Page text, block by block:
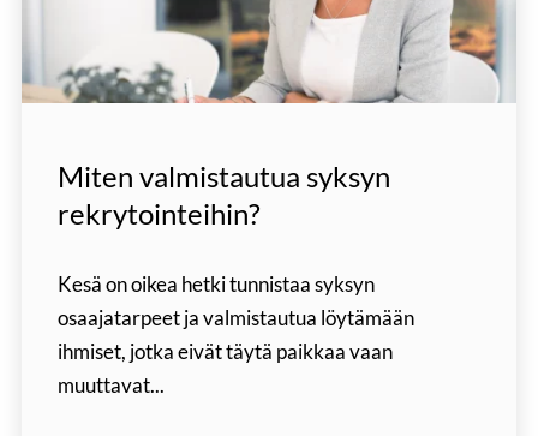
Miten valmistautua syksyn
rekrytointeihin?
Kesä on oikea hetki tunnistaa syksyn
osaajatarpeet ja valmistautua löytämään
ihmiset, jotka eivät täytä paikkaa vaan
muuttavat...